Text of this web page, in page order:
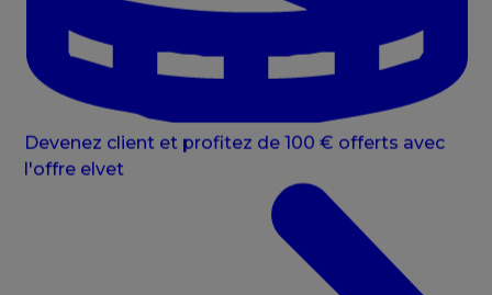
Devenez client et profitez de 100 € offerts avec
l'offre elvet